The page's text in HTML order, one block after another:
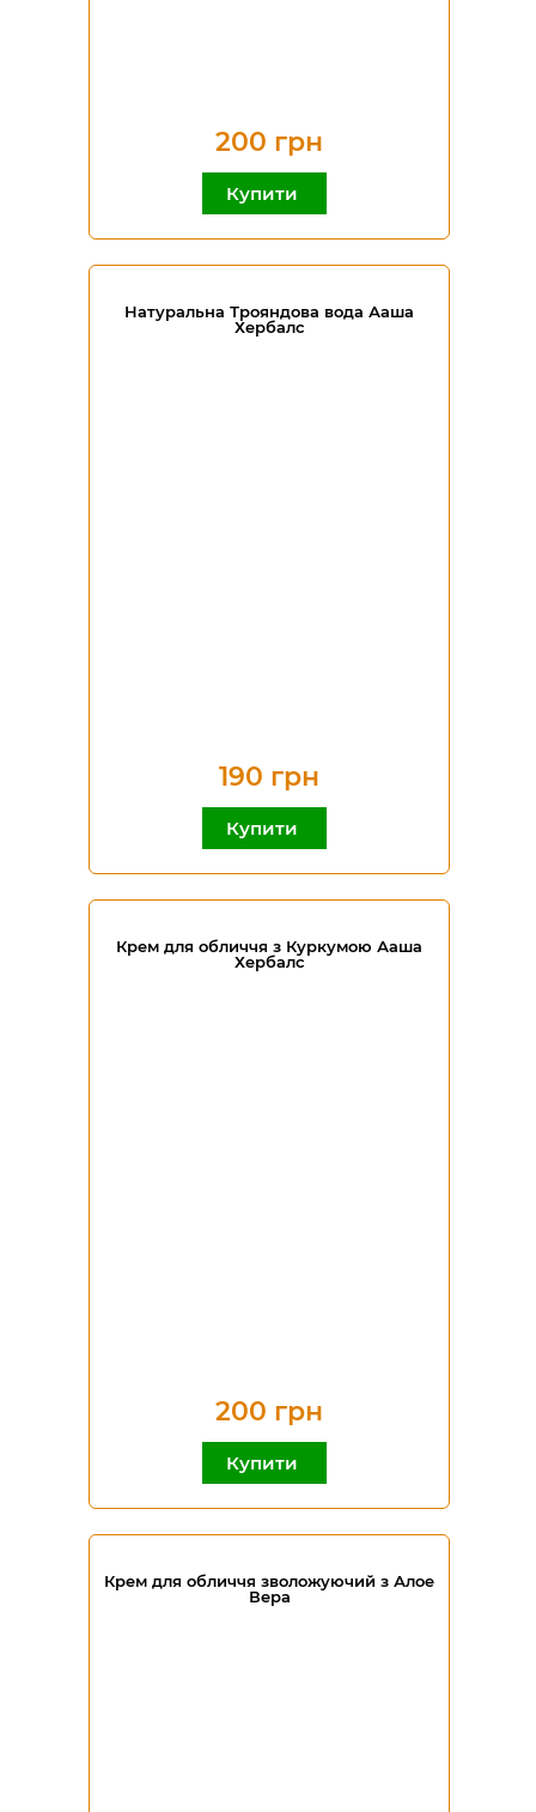
200 грн
Купити
Натуральна Трояндова вода Ааша
Хербалс
190 грн
Купити
Крем для обличчя з Куркумою Ааша
Хербалс
200 грн
Купити
Крем для обличчя зволожуючий з Алое
Вера